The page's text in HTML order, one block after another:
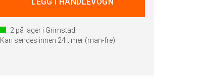
2 på lager i Grimstad
Kan sendes innen 24 timer (man-fre)